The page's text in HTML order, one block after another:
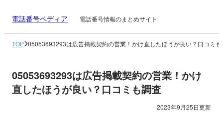
電話番号ペディア 電話番号情報のまとめサイト
TOP 05053693293は広告掲載契約の営業！かけ直したほうが良い？口コミも
05053693293は広告掲載契約の営業！かけ
直したほうが良い？口コミも調査
2023年9月25日更新